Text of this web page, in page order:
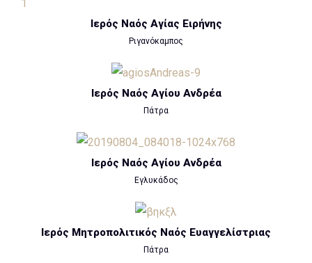
Ιερός Ναός Αγίας Ειρήνης
Ριγανόκαμπος
Ιερός Ναός Αγίου Ανδρέα
Πάτρα
Ιερός Ναός Αγίου Ανδρέα
Εγλυκάδος
Ιερός Μητροπολιτικός Ναός Ευαγγελίστριας
Πάτρα